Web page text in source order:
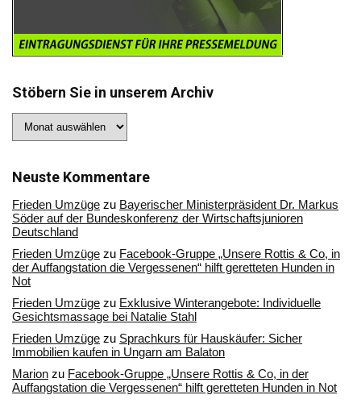
Stöbern Sie in unserem Archiv
Sie
Archiv
Neuste Kommentare
Frieden Umzüge zu Bayerischer Ministerpräsident Dr. Markus
Söder auf der Bundeskonferenz der Wirtschaftsjunioren
Deutschland
Frieden Umzüge zu Facebook-Gruppe „Unsere Rottis & Co, in
der Auffangstation die Vergessenen“ hilft geretteten Hunden in
Not
Frieden Umzüge zu Exklusive Winterangebote: Individuelle
Gesichtsmassage bei Natalie Stahl
Frieden Umzüge zu Sprachkurs für Hauskäufer: Sicher
Immobilien kaufen in Ungarn am Balaton
Marion zu Facebook-Gruppe „Unsere Rottis & Co, in der
Auffangstation die Vergessenen“ hilft geretteten Hunden in Not